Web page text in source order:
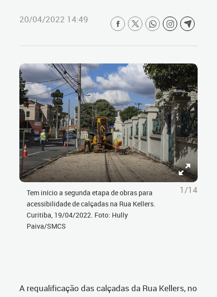
20/04/2022 14:49
Tem início a segunda etapa de obras para
acessibilidade de calçadas na Rua Kellers.
Curitiba, 19/04/2022. Foto: Hully
Paiva/SMCS
1/14
A requalificação das calçadas da Rua Kellers, no